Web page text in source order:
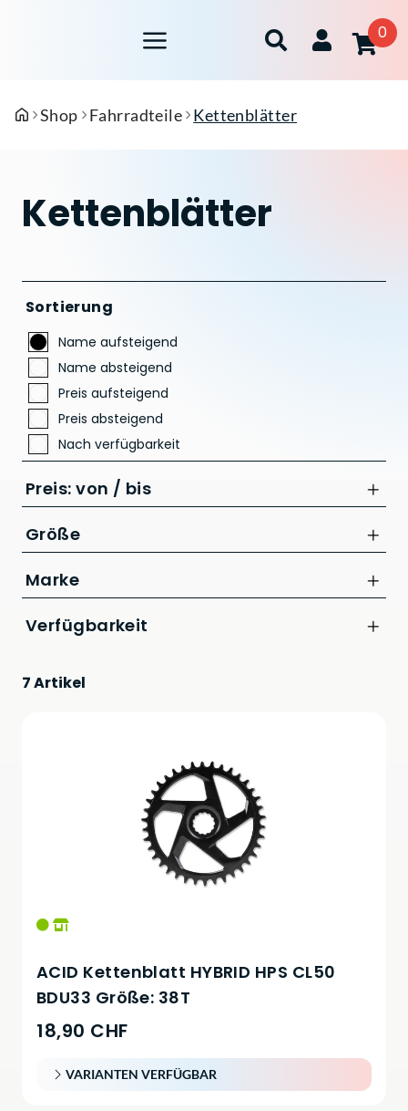
0
Shop Fahrradteile Kettenblätter
Kettenblätter
Sortierung
Name aufsteigend
Name absteigend
Preis aufsteigend
Preis absteigend
Nach verfügbarkeit
Preis: von / bis
Größe
L
Marke
Acid
Verfügbarkeit
7 Artikel
ACID Kettenblatt HYBRID HPS CL50
BDU33 Größe: 38T
18,90 CHF
VARIANTEN VERFÜGBAR